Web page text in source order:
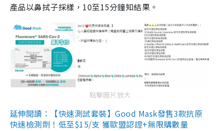
產品以鼻拭子採樣，10至15分鐘知結果。
點擊圖片放大
延伸閱讀：【快速測試套裝】Good Mask發售3款抗原
快速檢測劑！低至$15/支 獲歐盟認證+無限購數量